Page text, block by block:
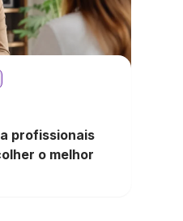
profissionais
o melhor